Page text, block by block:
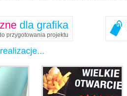
dla grafika
przygotowania projektu